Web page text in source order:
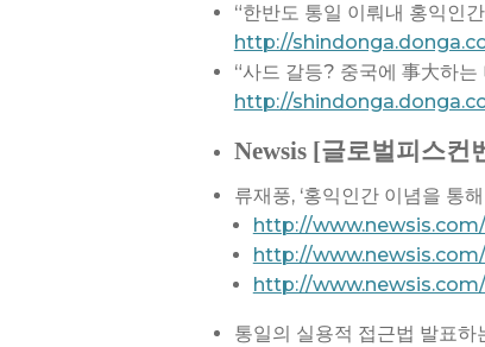
“한반도 통일 이뤄내 홍익인
http://
“사드 갈등? 중국에 事大하
http://
Newsis [글로벌피스컨
류재풍, ‘홍익인간 이념을 통
http://
http://
http://
통일의 실용적 접근법 발표하